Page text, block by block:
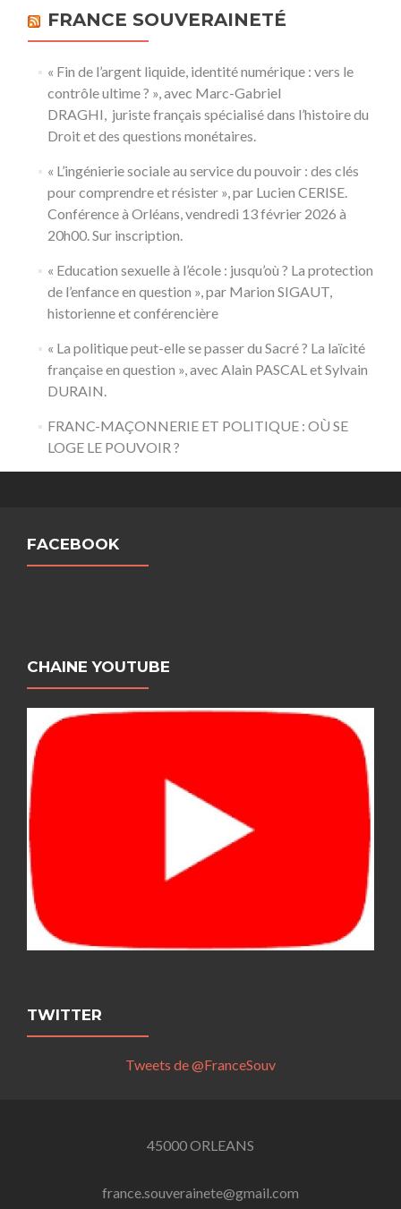
FRANCE SOUVERAINETÉ
« Fin de l’argent liquide, identité numérique : vers le
contrôle ultime ? », avec Marc-Gabriel
DRAGHI, juriste français spécialisé dans l’histoire du
Droit et des questions monétaires.
« L’ingénierie sociale au service du pouvoir : des clés
pour comprendre et résister », par Lucien CERISE.
Conférence à Orléans, vendredi 13 février 2026 à
20h00. Sur inscription.
« Education sexuelle à l’école : jusqu’où ? La protection
de l’enfance en question », par Marion SIGAUT,
historienne et conférencière
« La politique peut-elle se passer du Sacré ? La laïcité
française en question », avec Alain PASCAL et Sylvain
DURAIN.
FRANC-MAÇONNERIE ET POLITIQUE : OÙ SE
LOGE LE POUVOIR ?
FACEBOOK
CHAINE YOUTUBE
TWITTER
Tweets de @FranceSouv
45000 ORLEANS
france.souverainete@gmail.com